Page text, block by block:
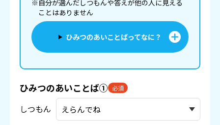
※自分が選んだしつもんや答えが他の人に見える
ことはありません
ひみつのあいことばってなに？
ひみつのあいことば① 必須
しつもん